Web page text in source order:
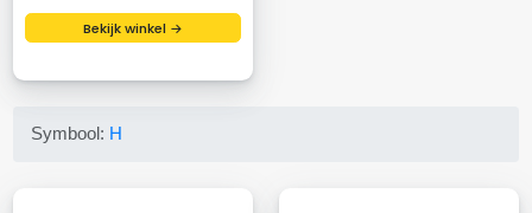
Bekijk winkel →
Symbool: H